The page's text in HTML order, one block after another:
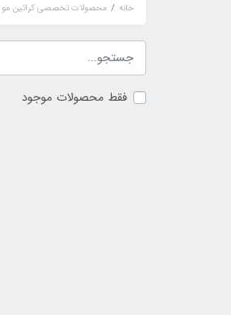
خانه محصولات تخصصی کراتین مو
فقط محصولات موجود